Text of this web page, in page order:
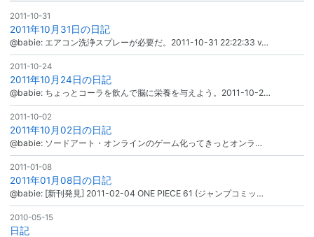
2011-10-31
2011年10月31日の日記
@babie: エアコン洗浄スプレーが必要だ。2011-10-31 22:22:33 v…
2011-10-24
2011年10月24日の日記
@babie: ちょっとコーラを飲んで脳に栄養を与えよう。2011-10-2…
2011-10-02
2011年10月02日の日記
@babie: ソードアート・オンラインのゲーム化ってきっとオンラ…
2011-01-08
2011年01月08日の日記
@babie: [新刊発見] 2011-02-04 ONE PIECE 61 (ジャンプコミッ…
2010-05-15
日記